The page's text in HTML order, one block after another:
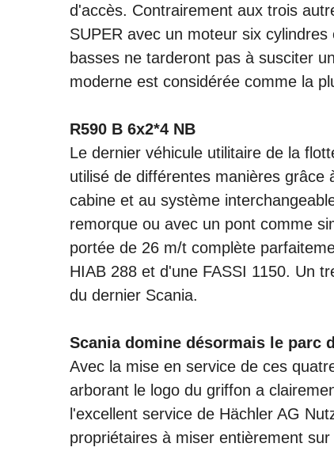
d'accès. Contrairement aux trois
SUPER avec un moteur six
basses ne tarderont pas à susciter
moderne est considérée comme la
R590 B 6x2*4 NB
Le dernier véhicule utilitaire de la
utilisé de différentes manières grâce
cabine et au système
remorque ou avec un pont comme
portée de 26 m/t complète
HIAB 288 et d'une FASSI 1150. Un
du dernier Scania.
Scania domine désormais le parc
Avec la mise en service de ces
arborant le logo du griffon a
l'excellent service de Hächler AG
propriétaires à miser entièrement